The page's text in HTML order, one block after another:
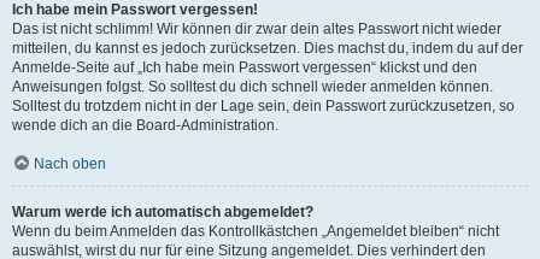
Ich habe mein Passwort vergessen!
Das ist nicht schlimm! Wir können dir zwar dein altes Passwort nicht wieder
mitteilen, du kannst es jedoch zurücksetzen. Dies machst du, indem du auf der
Anmelde-Seite auf „Ich habe mein Passwort vergessen“ klickst und den
Anweisungen folgst. So solltest du dich schnell wieder anmelden können.
Solltest du trotzdem nicht in der Lage sein, dein Passwort zurückzusetzen, so
wende dich an die Board-Administration.
Nach oben
Warum werde ich automatisch abgemeldet?
Wenn du beim Anmelden das Kontrollkästchen „Angemeldet bleiben“ nicht
auswählst, wirst du nur für eine Sitzung angemeldet. Dies verhindert den